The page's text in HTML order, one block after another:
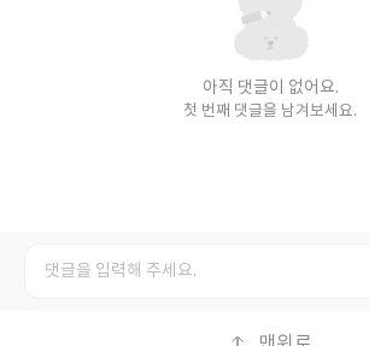
아직 댓글이 없어요.
첫 번째 댓글을 남겨보세요.